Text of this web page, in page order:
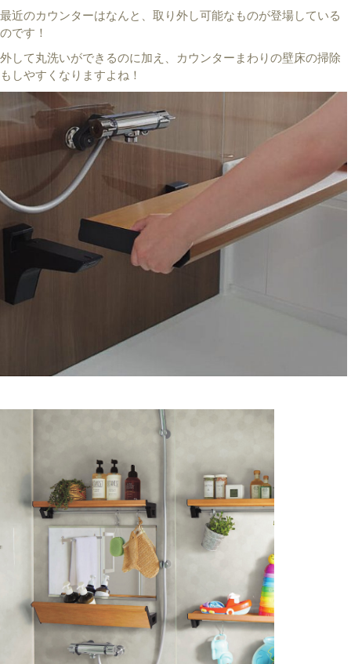
最近のカウンターはなんと、取り外し可能なものが登場している
のです！
外して丸洗いができるのに加え、カウンターまわりの壁床の掃除
もしやすくなりますよね！